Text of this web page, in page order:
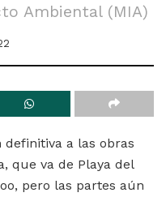
Ambiental (MIA)
a las obras
que va de Playa del
pero las partes aún